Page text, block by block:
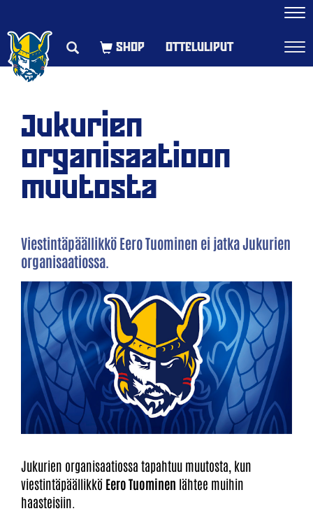
OTTELULIPUT
Jukurien
organisaatioon
muutosta
Viestintäpäällikkö Eero Tuominen ei jatka Jukurien
organisaatiossa.
Jukurien organisaatiossa tapahtuu muutosta, kun
viestintäpäällikkö Eero Tuominen lähtee muihin
haasteisiin.